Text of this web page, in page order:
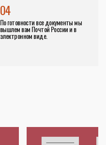
04
По готовности все документы мы
вышлем вам Почтой России и в
электронном виде.